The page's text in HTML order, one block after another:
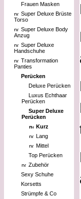
Frauen Masken
Super Deluxe Brüste
Torso
Super Deluxe Body
Anzug
Super Deluxe
Handschuhe
Transformation
Panties
Perücken
Deluxe Perücken
Luxus Echthaar
Perücken
Super Deluxe
Perücken
Kurz
Lang
Mittel
Top Perücken
Zubehör
Sexy Schuhe
Korsetts
Strümpfe & Co